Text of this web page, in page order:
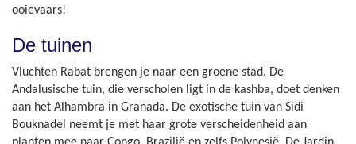
ooievaars!
De tuinen
Vluchten Rabat brengen je naar een groene stad. De
Andalusische tuin, die verscholen ligt in de kashba, doet denken
aan het Alhambra in Granada. De exotische tuin van Sidi
Bouknadel neemt je met haar grote verscheidenheid aan